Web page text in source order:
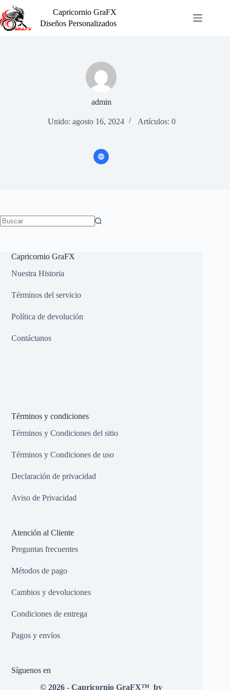
Saltar
al
contenido
Capricornio GraFX
Diseños Personalizados
admin
Unido: agosto 16, 2024 Artículos: 0
Capricornio GraFX
Nuestra Historia
Términos del servicio
Política de devolución
Contáctanos
Términos y condiciones
Términos y Condiciones del sitio
Términos y Condiciones de uso
Declaración de privacidad
Aviso de Privacidad
Atención al Cliente
Preguntas frecuentes
Métodos de pago
Cambios y devoluciones
Condiciones de entrega
Pagos y envíos
Síguenos en
© 2026 - Capricornio GraFX™ by